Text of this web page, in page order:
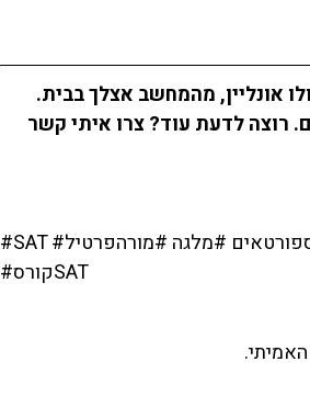
אונליין, מהמחשב אצלך בבית.
רוצה לדעת עוד? צרו איתי קשר
#SAT #מלגה
#קורסSAT